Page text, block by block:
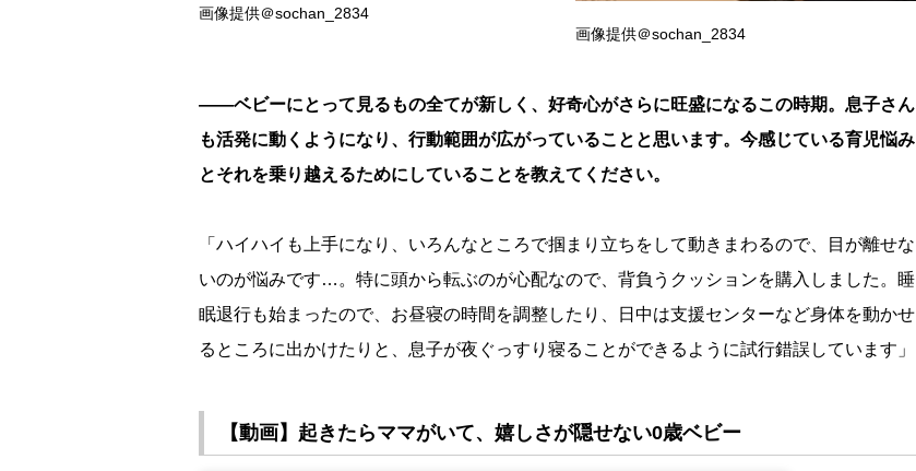
画像提供＠sochan_2834
画像提供＠sochan_2834
――ベビーにとって見るもの全てが新しく、好奇心がさらに旺盛になるこの時期。息子さん
も活発に動くようになり、行動範囲が広がっていることと思います。今感じている育児悩み
とそれを乗り越えるためにしていることを教えてください。
「ハイハイも上手になり、いろんなところで掴まり立ちをして動きまわるので、目が離せな
いのが悩みです…。特に頭から転ぶのが心配なので、背負うクッションを購入しました。睡
眠退行も始まったので、お昼寝の時間を調整したり、日中は支援センターなど身体を動かせ
るところに出かけたりと、息子が夜ぐっすり寝ることができるように試行錯誤しています」
【動画】起きたらママがいて、嬉しさが隠せない0歳ベビー